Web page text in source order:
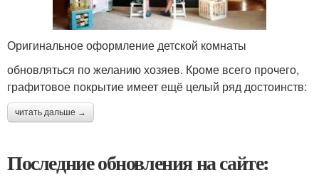
Оригинальное оформление детской комнаты
обновляться по желанию хозяев. Кроме всего прочего,
графитовое покрытие имеет ещё целый ряд достоинств:
читать дальше →
Последние обновления на сайте: